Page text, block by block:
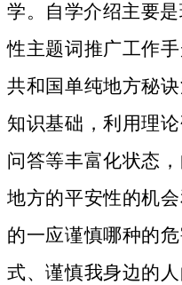
学。自学介绍主要
性主题词推广工作
共和国单纯地方秘
知识基础，利用理
问答等丰富化状态
地方的平安性的机
的一应谨慎哪种的
式、谨慎我身边的